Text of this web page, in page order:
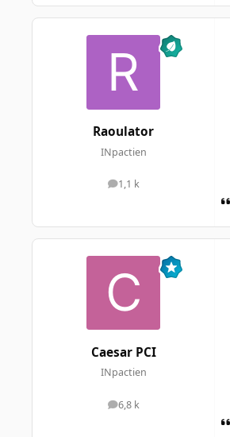
Raoulator
INpactien
1,1 k
messages
Caesar PCI
INpactien
6,8 k
messages